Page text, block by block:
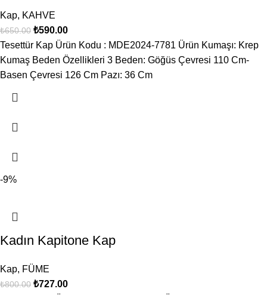
Kap, KAHVE
₺650.00 ₺590.00
Tesettür Kap Ürün Kodu : MDE2024-7781 Ürün Kumaşı: Krep
Kumaş Beden Özellikleri 3 Beden: Göğüs Çevresi 110 Cm-
Basen Çevresi 126 Cm Pazı: 36 Cm
-9%
Kadın Kapitone Kap
Kap, FÜME
₺800.00 ₺727.00